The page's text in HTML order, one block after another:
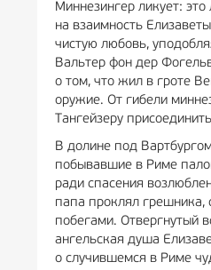
Миннезингер ликует:
на взаимность
чистую любовь,
Вальтер фон дер
о том, что жил в гроте
оружие. От гибели
Тангейзеру
В долине под
побывавшие в Риме
ради спасения
папа проклял грешника,
побегами. Отвергнутый
ангельская душа
о случившемся в Риме